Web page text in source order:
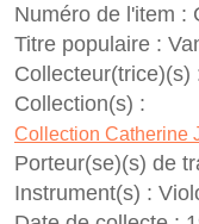
Numéro de l'item :
Titre populaire :
Collecteur(trice)(s)
Collection(s) :
Collection Catherine
Porteur(se)(s) de
Instrument(s) :